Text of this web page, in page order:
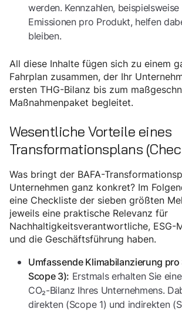
werden. Kennzahlen,
Emissionen pro Produkt, helfen
bleiben.
All diese Inhalte fügen sich zu einem
Fahrplan zusammen, der Ihr
ersten THG-Bilanz bis zum
Maßnahmenpaket begleitet.
Wesentliche Vorteile eines
Transformationsplans
Was bringt der BAFA-
Unternehmen ganz konkret? Im
eine Checkliste der sieben größten
jeweils eine praktische Relevanz für
Nachhaltigkeitsverantwortliche, ESG-
und die Geschäftsführung haben.
Umfassende Klimabilanzierung
Scope 3): Erstmals erhalten Sie
CO₂-Bilanz Ihres Unternehmens.
direkten (Scope 1) und indirekten